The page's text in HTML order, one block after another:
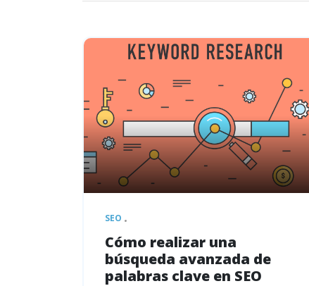
SEO
Cómo realizar una
búsqueda avanzada de
palabras clave en SEO